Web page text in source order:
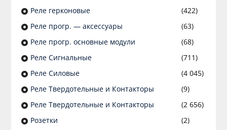
Реле герконовые
(422)
Реле прогр. — аксессуары
(63)
Реле прогр. основные модули
(68)
Реле Сигнальные
(711)
Реле Силовые
(4 045)
Реле Твердотельные и Контакторы
(9)
Реле Твердотельные и Контакторы
(2 656)
Розетки
(2)